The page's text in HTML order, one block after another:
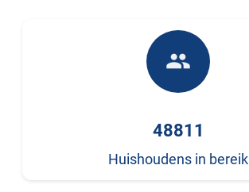
people
48811
Huishoudens in bereik